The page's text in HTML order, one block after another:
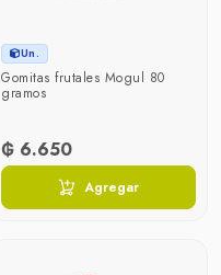
Un.
Gomitas frutales Mogul 80
gramos
₲ 6.650
Agregar